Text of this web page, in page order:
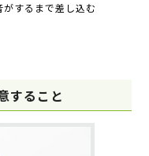
するまで差し込む
すること